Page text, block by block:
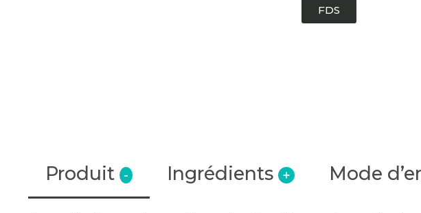
FDS
Produit - Ingrédients + Mode